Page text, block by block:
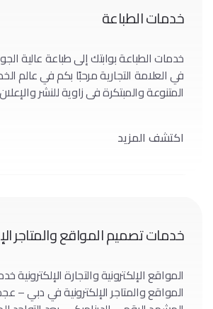
خدمات الطباعة
خدمات الطباعة بوابتك إلى طباعة عالية
في العلامة التجارية مرحبًا بكم في عالم
المتنوعة والمبتكرة في زاوية للنشر
مظهرين التزامهم بالجودة والتميز. قوة
اكتشف المزيد
خدمات تصميم المواقع والمتاجر
المواقع الإلكترونية والتجارة الإلكترونية
المواقع والمتاجر الإلكترونية في دبي